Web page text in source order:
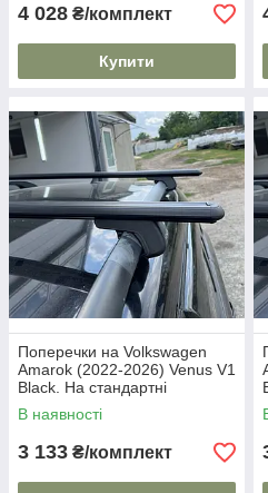
4 028 ₴/комплект
Купити
Поперечки на Volkswagen
Amarok (2022-2026) Venus V1
Black. На стандартні
рейлінги. Без замка. Чорні
В наявності
3 133 ₴/комплект